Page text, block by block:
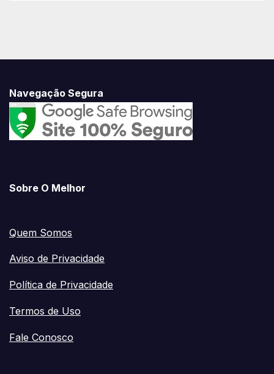
Navegação Segura
Sobre O Melhor
Quem Somos
Aviso de Privacidade
Política de Privacidade
Termos de Uso
Fale Conosco